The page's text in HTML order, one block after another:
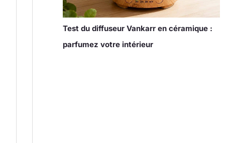
Test du diffuseur Vankarr en céramique :
parfumez votre intérieur